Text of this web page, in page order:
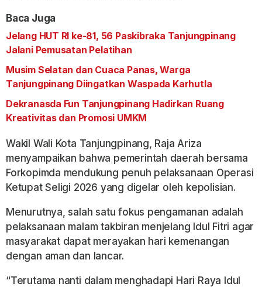
Baca Juga
Jelang HUT RI ke-81, 56 Paskibraka Tanjungpinang
Jalani Pemusatan Pelatihan
Musim Selatan dan Cuaca Panas, Warga
Tanjungpinang Diingatkan Waspada Karhutla
Dekranasda Fun Tanjungpinang Hadirkan Ruang
Kreativitas dan Promosi UMKM
Wakil Wali Kota Tanjungpinang, Raja Ariza
menyampaikan bahwa pemerintah daerah bersama
Forkopimda mendukung penuh pelaksanaan Operasi
Ketupat Seligi 2026 yang digelar oleh kepolisian.
Menurutnya, salah satu fokus pengamanan adalah
pelaksanaan malam takbiran menjelang Idul Fitri agar
masyarakat dapat merayakan hari kemenangan
dengan aman dan lancar.
“Terutama nanti dalam menghadapi Hari Raya Idul